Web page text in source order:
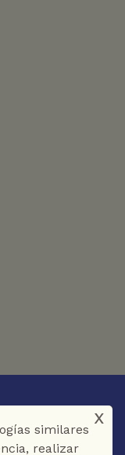
similares
realizar
x